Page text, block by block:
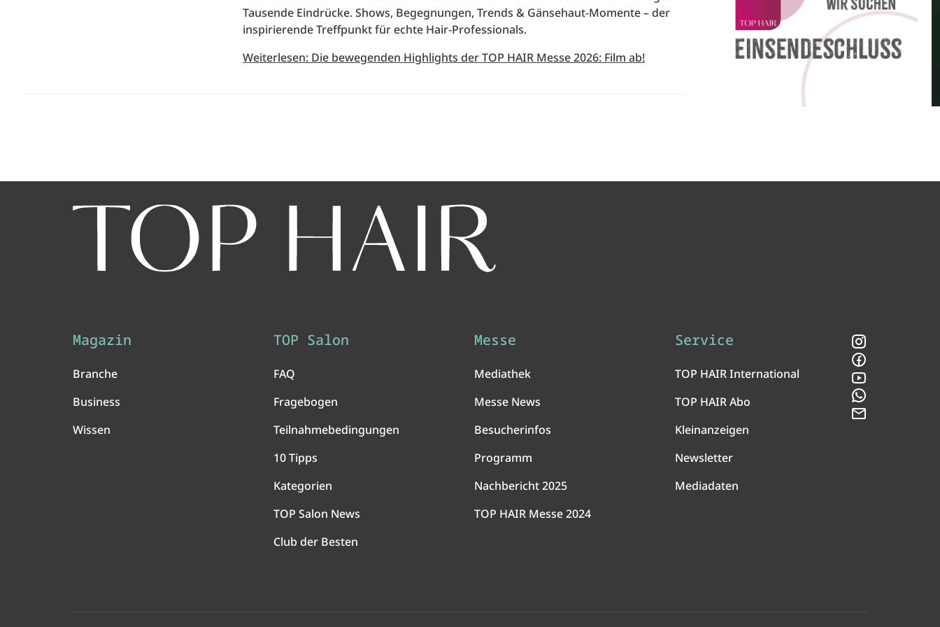
Tausende Eindrücke. Shows, Begegnungen, Trends & Gänsehaut-Momente – der
inspirierende Treffpunkt für echte Hair-Professionals.
Weiterlesen: Die bewegenden Highlights der TOP HAIR Messe 2026: Film ab!
Magazin
Branche
Business
Wissen
TOP Salon
FAQ
Fragebogen
Teilnahmebedingungen
10 Tipps
Kategorien
TOP Salon News
Club der Besten
Messe
Mediathek
Messe News
Besucherinfos
Programm
Nachbericht 2025
TOP HAIR Messe 2024
Service
TOP HAIR International
TOP HAIR Abo
Kleinanzeigen
Newsletter
Mediadaten